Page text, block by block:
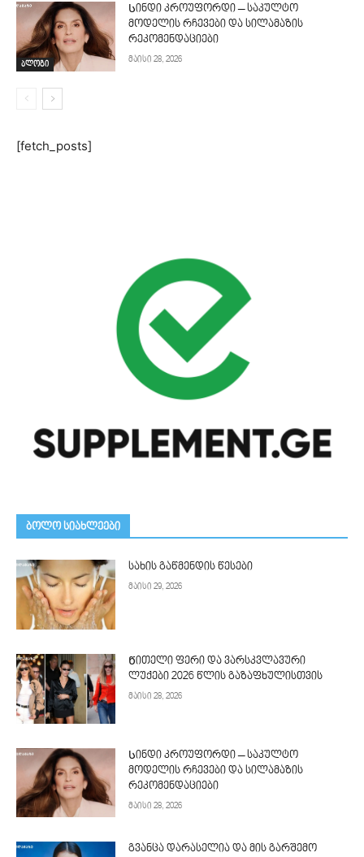
ბლოგი
Სინდი კროუფორდი – საკულტო
მოდელის რჩევები და სილამაზის
რეკომენდაციები
მაისი 28, 2026
[fetch_posts]
ᲑᲝᲚᲝ ᲡᲘᲐᲮᲚᲔᲔᲑᲘ
სახის გაწმენდის წესები
მაისი 29, 2026
Წითელი ფერი და ვარსკვლავური
ლუქები 2026 წლის გაზაფხულისთვის
მაისი 28, 2026
Სინდი კროუფორდი – საკულტო
მოდელის რჩევები და სილამაზის
რეკომენდაციები
მაისი 28, 2026
გვანცა დარასელია და მის გარშემო